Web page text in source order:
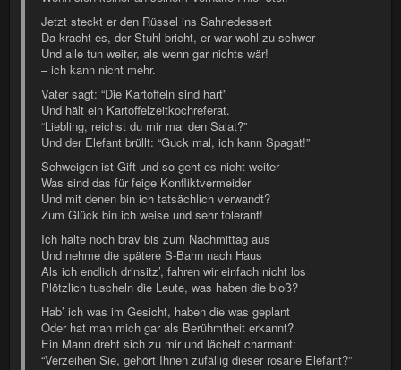
Jetzt steckt er den Rüssel ins Sahnedessert
Da kracht es, der Stuhl bricht, er war wohl zu schwer
Und alle tun weiter, als wenn gar nichts wär!
– ich kann nicht mehr.
Vater sagt: “Die Kartoffeln sind hart”
Und hält ein Kartoffelzeitkochreferat.
“Liebling, reichst du mir mal den Salat?”
Und der Elefant brüllt: “Guck mal, ich kann Spagat!”
Schweigen ist Gift und so geht es nicht weiter
Was sind das für feige Konfliktvermeider
Und mit denen bin ich tatsächlich verwandt?
Zum Glück bin ich weise und sehr tolerant!
Ich halte noch brav bis zum Nachmittag aus
Und nehme die spätere S-Bahn nach Haus
Als ich endlich drinsitz’, fahren wir einfach nicht los
Plötzlich tuscheln die Leute, was haben die bloß?
Hab’ ich was im Gesicht, haben die was geplant
Oder hat man mich gar als Berühmtheit erkannt?
Ein Mann dreht sich zu mir und lächelt charmant:
“Verzeihen Sie, gehört Ihnen zufällig dieser rosane Elefant?”